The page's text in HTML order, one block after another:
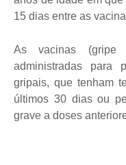
15 dias entre as
As vacinas
administradas para
gripais, que tenham
últimos 30 dias ou
grave a doses